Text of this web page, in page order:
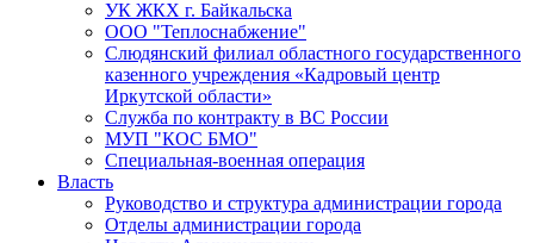
УК ЖКХ г. Байкальска
ООО "Теплоснабжение"
Слюдянский филиал областного государственного
казенного учреждения «Кадровый центр
Иркутской области»
Служба по контракту в ВС России
МУП "КОС БМО"
Специальная-военная операция
Власть
Руководство и структура администрации города
Отделы администрации города